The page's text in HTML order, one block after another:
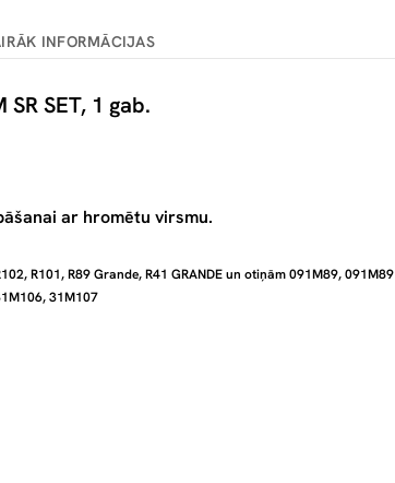
INFORMĀCIJAS
SET, 1 gab.
ar hromētu virsmu.
R101, R89 Grande, R41 GRANDE un otiņām 091M89, 091M89
31M107